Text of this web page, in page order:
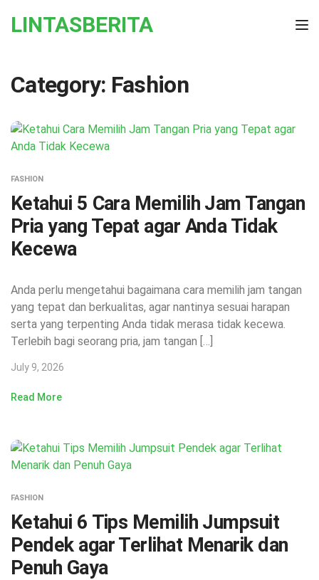
LINTASBERITA
Category: Fashion
FASHION
Ketahui 5 Cara Memilih Jam Tangan
Pria yang Tepat agar Anda Tidak
Kecewa
Anda perlu mengetahui bagaimana cara memilih jam tangan
yang tepat dan berkualitas, agar nantinya sesuai harapan
serta yang terpenting Anda tidak merasa tidak kecewa.
Terlebih bagi seorang pria, jam tangan […]
July 9, 2026
Read More
FASHION
Ketahui 6 Tips Memilih Jumpsuit
Pendek agar Terlihat Menarik dan
Penuh Gaya